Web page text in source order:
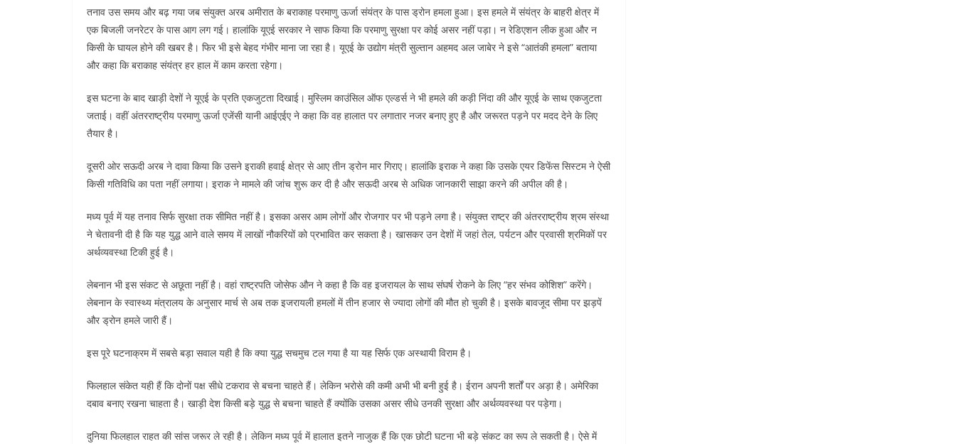
तनाव उस समय और बढ़ गया जब संयुक्त अरब अमीरात के बराकाह परमाणु ऊर्जा संयंत्र के पास ड्रोन हमला हुआ। इस हमले में संयंत्र के बाहरी क्षेत्र में
एक बिजली जनरेटर के पास आग लग गई। हालांकि यूएई सरकार ने साफ किया कि परमाणु सुरक्षा पर कोई असर नहीं पड़ा। न रेडिएशन लीक हुआ और न
किसी के घायल होने की खबर है। फिर भी इसे बेहद गंभीर माना जा रहा है। यूएई के उद्योग मंत्री सुल्तान अहमद अल जाबेर ने इसे “आतंकी हमला” बताया
और कहा कि बराकाह संयंत्र हर हाल में काम करता रहेगा।
इस घटना के बाद खाड़ी देशों ने यूएई के प्रति एकजुटता दिखाई। मुस्लिम काउंसिल ऑफ एल्डर्स ने भी हमले की कड़ी निंदा की और यूएई के साथ एकजुटता
जताई। वहीं अंतरराष्ट्रीय परमाणु ऊर्जा एजेंसी यानी आईएईए ने कहा कि वह हालात पर लगातार नजर बनाए हुए है और जरूरत पड़ने पर मदद देने के लिए
तैयार है।
दूसरी ओर सऊदी अरब ने दावा किया कि उसने इराकी हवाई क्षेत्र से आए तीन ड्रोन मार गिराए। हालांकि इराक ने कहा कि उसके एयर डिफेंस सिस्टम ने ऐसी
किसी गतिविधि का पता नहीं लगाया। इराक ने मामले की जांच शुरू कर दी है और सऊदी अरब से अधिक जानकारी साझा करने की अपील की है।
मध्य पूर्व में यह तनाव सिर्फ सुरक्षा तक सीमित नहीं है। इसका असर आम लोगों और रोजगार पर भी पड़ने लगा है। संयुक्त राष्ट्र की अंतरराष्ट्रीय श्रम संस्था
ने चेतावनी दी है कि यह युद्ध आने वाले समय में लाखों नौकरियों को प्रभावित कर सकता है। खासकर उन देशों में जहां तेल, पर्यटन और प्रवासी श्रमिकों पर
अर्थव्यवस्था टिकी हुई है।
लेबनान भी इस संकट से अछूता नहीं है। वहां राष्ट्रपति जोसेफ औन ने कहा है कि वह इजरायल के साथ संघर्ष रोकने के लिए “हर संभव कोशिश” करेंगे।
लेबनान के स्वास्थ्य मंत्रालय के अनुसार मार्च से अब तक इजरायली हमलों में तीन हजार से ज्यादा लोगों की मौत हो चुकी है। इसके बावजूद सीमा पर झड़पें
और ड्रोन हमले जारी हैं।
इस पूरे घटनाक्रम में सबसे बड़ा सवाल यही है कि क्या युद्ध सचमुच टल गया है या यह सिर्फ एक अस्थायी विराम है।
फिलहाल संकेत यही हैं कि दोनों पक्ष सीधे टकराव से बचना चाहते हैं। लेकिन भरोसे की कमी अभी भी बनी हुई है। ईरान अपनी शर्तों पर अड़ा है। अमेरिका
दबाव बनाए रखना चाहता है। खाड़ी देश किसी बड़े युद्ध से बचना चाहते हैं क्योंकि उसका असर सीधे उनकी सुरक्षा और अर्थव्यवस्था पर पड़ेगा।
दुनिया फिलहाल राहत की सांस जरूर ले रही है। लेकिन मध्य पूर्व में हालात इतने नाजुक हैं कि एक छोटी घटना भी बड़े संकट का रूप ले सकती है। ऐसे में